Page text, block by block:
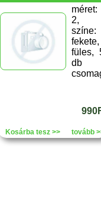
méret:
2,
színe:
fekete,
füles,
db
Kosárba tesz >> tovább